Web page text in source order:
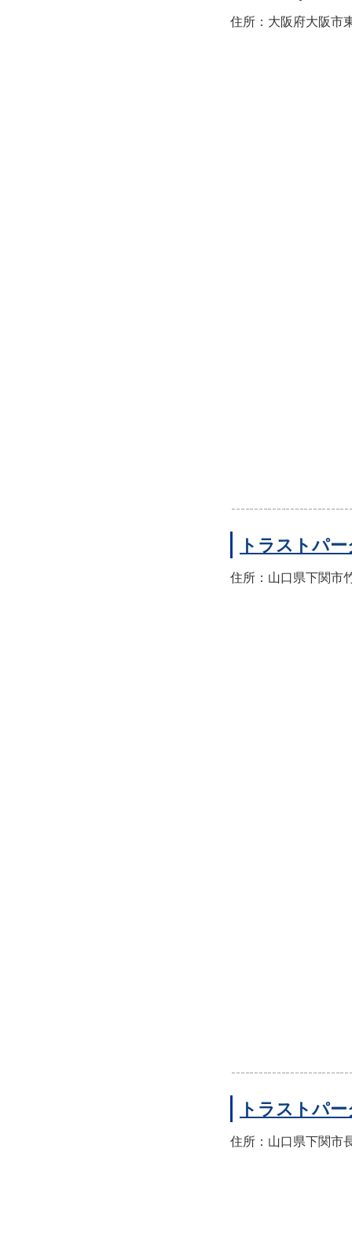
住所：大阪府大阪市
トラストパ
住所：山口県下関市
トラストパ
住所：山口県下関市